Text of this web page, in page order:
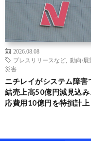
2026.08.08
プレスリリースなど
動向/展
災害
ニチレイがシステム障害
結売上高50億円減見込
応費用10億円を特損計上